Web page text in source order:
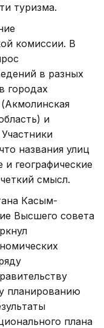
туризма.
комиссии. В
в разных
городах
и
названия улиц
географические
смысл.
Касым-
Высшего совета
планированию
плана